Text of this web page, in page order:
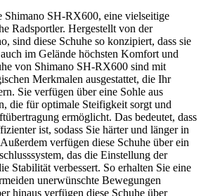
Shimano SH-RX600, eine vielseitige
Radsportler. Hergestellt von der
sind diese Schuhe so konzipiert, dass sie
im Gelände höchsten Komfort und
von Shimano SH-RX600 sind mit
Merkmalen ausgestattet, die Ihr
Sie verfügen über eine Sohle aus
die für optimale Steifigkeit sorgt und
ermöglicht. Das bedeutet, dass
ist, sodass Sie härter und länger in
verfügen diese Schuhe über ein
das die Einstellung der
Stabilität verbessert. So erhalten Sie eine
unerwünschte Bewegungen
hinaus verfügen diese Schuhe über